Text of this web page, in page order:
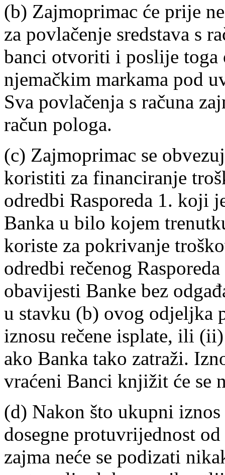
(b) Zajmoprimac će prije
za povlačenje sredstava s
banci otvoriti i poslije toga
njemačkim markama pod
Sva povlačenja s računa
račun pologa.
(c) Zajmoprimac se
koristiti za financiranje
odredbi Rasporeda 1. koji
Banka u bilo kojem
koriste za pokrivanje
odredbi rečenog
obavijesti Banke bez
u stavku (b) ovog odjeljka
iznosu rečene isplate, ili
ako Banka tako zatraži.
vraćeni Banci knjižit će se
(d) Nakon što ukupni
dosegne protuvrijednost
zajma neće se podizati